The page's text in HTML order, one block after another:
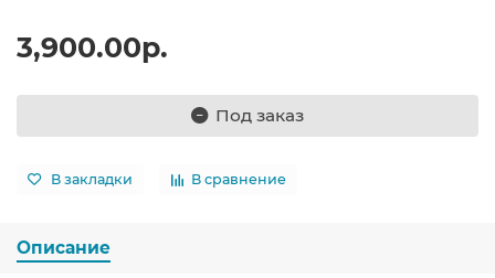
3,900.00р.
Под заказ
В закладки В сравнение
Описание